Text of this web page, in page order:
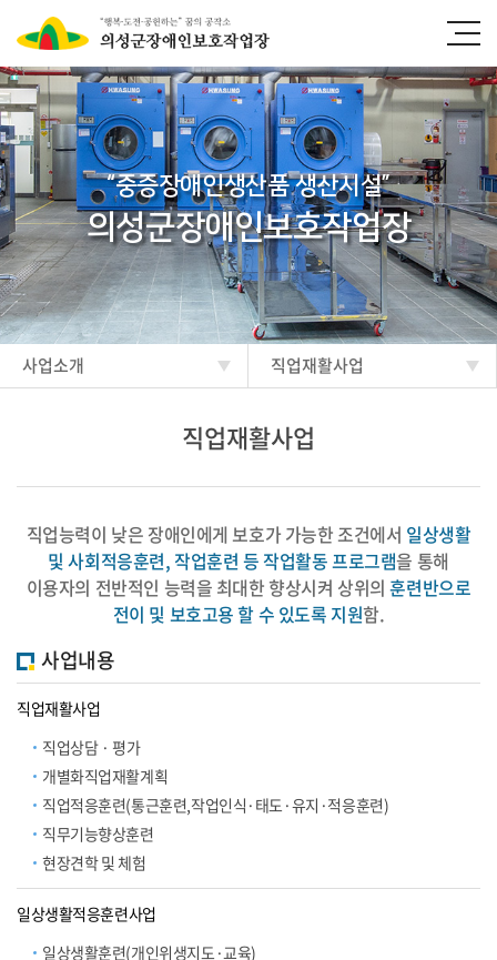
“중증장애인생산품 생산시설”
의성군장애인보호작업장
사업소개 직업재활사업
직업재활사업
직업능력이 낮은 장애인에게 보호가 가능한 조건에서 일상생활
및 사회적응훈련, 작업훈련 등 작업활동 프로그램을 통해
이용자의 전반적인 능력을 최대한 향상시켜 상위의훈련반으로
전이 및 보호고용 할 수 있도록 지원함.
사업내용
직업재활사업
직업상담 · 평가
개별화직업재활계획
직업적응훈련(통근훈련,작업인식·태도·유지·적응훈련)
직무기능향상훈련
현장견학 및 체험
일상생활적응훈련사업
일상생활훈련(개인위생지도·교육)